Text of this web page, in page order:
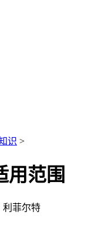
识 >
用范围
利菲尔特